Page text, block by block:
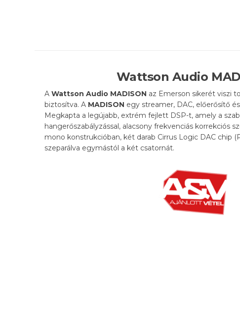
Wattson Audio
A Wattson Audio MADISON az Emerson sikerét viszi
biztosítva. A MADISON egy streamer, DAC, előerősítő
Megkapta a legújabb, extrém fejlett DSP-t, amely a
hangerőszabályzással, alacsony frekvenciás
mono konstrukcióban, két darab Cirrus Logic DAC chip (
szeparálva egymástól a két csatornát.